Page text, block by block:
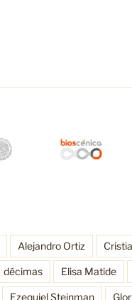
Alejandro Ortiz
décimas Elisa Matide
Ezequiel Steinman